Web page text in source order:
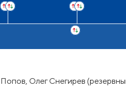
Олег Снегирев